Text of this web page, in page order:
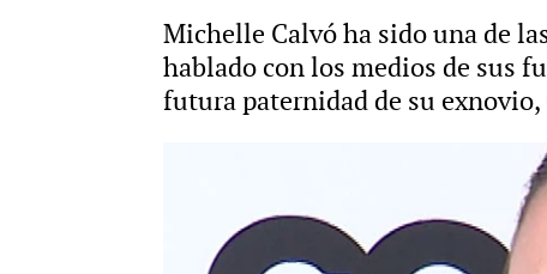
Michelle Calvó ha sido una de
hablado con los medios de sus
futura paternidad de su
Michelle Calvó, sobre la relación